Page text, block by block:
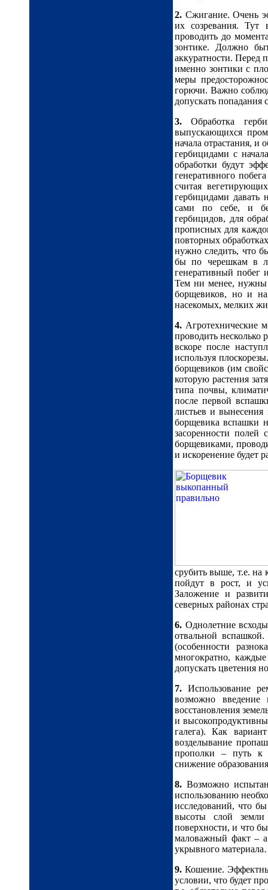
2. Сжигание. Очень
их созревания. Тут
проводить до
зонтике. Должно
аккуратности. Перед
именно зонтики с
меры
горючи. Важно
допускать попадания
3. Обработка
выпускающихся
начала отрастания, и
гербицидами с
обработки будут
генеративного
считая
гербицидами давать
сами по себе, и
гербицидов, для
прописных для
повторных
нужно следить, что
бы по черешкам в
генеративный побег
Тем ни менее, нужны
борщевиков, но и
насекомых, мелких
4. Агротехнические
проводить несколько
вскоре после
используя
борщевиков (им
которую растения
типа почвы,
после первой
листьев и вынесения
борщевика вспашки
засоренности
борщевиками,
и искоренение будет
срубить выше, т.е. на
пойдут в рост, и
Заложение и
северных районах
6. Однолетние
отвальной
(особенности
многократно,
допускать цветения
7. Использование
возможно
восстановления
и
галега). Как
возделывание
прополки – путь к
снижение
8. Возможно
использованию
исследований, что
высоты слой земли
поверхности, и что
маловажный факт –
укрывного
9. Кошение.
условии, что будет